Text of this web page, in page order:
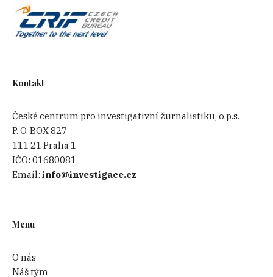
Kontakt
České centrum pro investigativní žurnalistiku, o.p.s.
P. O. BOX 827
111 21 Praha 1
IČO:01680081
Email:info@investigace.cz
Menu
O nás
Náš tým